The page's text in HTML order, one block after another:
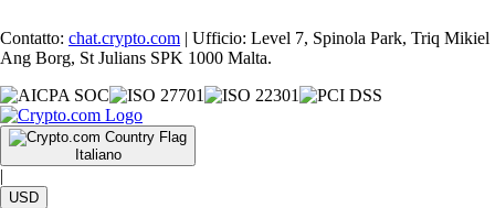
Contatto: chat.crypto.com | Ufficio: Level 7, Spinola Park, Triq Mikiel
Ang Borg, St Julians SPK 1000 Malta.
Italiano
|
USD